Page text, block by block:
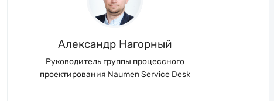
Александр Нагорный
Руководитель группы процессного
проектирования Naumen Service Desk